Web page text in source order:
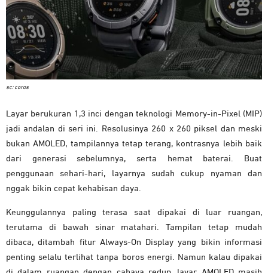
sc: coros
Layar berukuran 1,3 inci dengan teknologi Memory-in-Pixel (MIP)
jadi andalan di seri ini. Resolusinya 260 x 260 piksel dan meski
bukan AMOLED, tampilannya tetap terang, kontrasnya lebih baik
dari generasi sebelumnya, serta hemat baterai. Buat
penggunaan sehari-hari, layarnya sudah cukup nyaman dan
nggak bikin cepat kehabisan daya.
Keunggulannya paling terasa saat dipakai di luar ruangan,
terutama di bawah sinar matahari. Tampilan tetap mudah
dibaca, ditambah fitur Always-On Display yang bikin informasi
penting selalu terlihat tanpa boros energi. Namun kalau dipakai